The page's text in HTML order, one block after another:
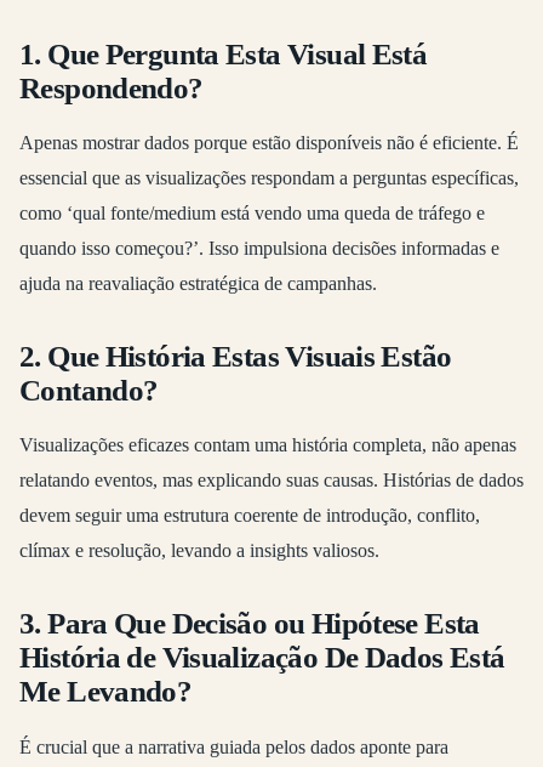
1. Que Pergunta Esta Visual Está
Respondendo?
Apenas mostrar dados porque estão disponíveis não é eficiente. É
essencial que as visualizações respondam a perguntas específicas,
como ‘qual fonte/medium está vendo uma queda de tráfego e
quando isso começou?’. Isso impulsiona decisões informadas e
ajuda na reavaliação estratégica de campanhas.
2. Que História Estas Visuais Estão
Contando?
Visualizações eficazes contam uma história completa, não apenas
relatando eventos, mas explicando suas causas. Histórias de dados
devem seguir uma estrutura coerente de introdução, conflito,
clímax e resolução, levando a insights valiosos.
3. Para Que Decisão ou Hipótese Esta
História de Visualização De Dados Está
Me Levando?
É crucial que a narrativa guiada pelos dados aponte para